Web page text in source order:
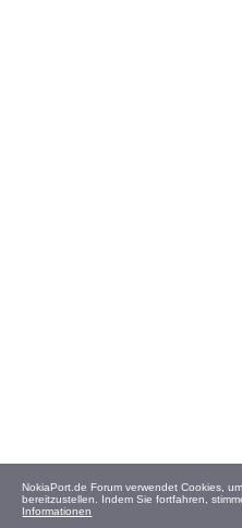
NokiaPort.de Forum verwendet Cookies,
bereitzustellen. Indem Sie fortfahren,
Informationen